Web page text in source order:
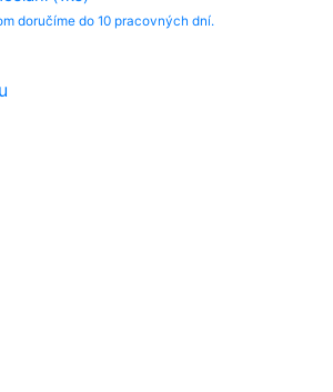
doručíme do 10 pracovných dní.